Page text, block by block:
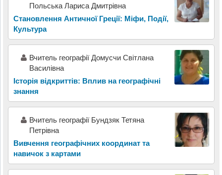
Польська Лариса Дмитрівна
Становлення Античної Греції: Міфи, Події,
Культура
Вчитель географії Домусчи Світлана
Василівна
Історія відкриттів: Вплив на географічні
знання
Вчитель географії Бундзяк Тетяна
Петрівна
Вивчення географічних координат та
навичок з картами